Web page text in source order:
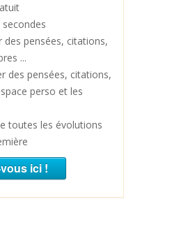
des pensées, citations,
...
des pensées, citations,
perso et les
toutes les évolutions
ici !